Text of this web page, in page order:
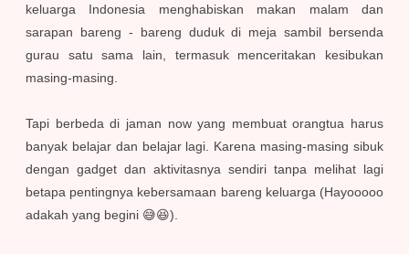
keluarga Indonesia menghabiskan makan malam dan
sarapan bareng - bareng duduk di meja sambil bersenda
gurau satu sama lain, termasuk menceritakan kesibukan
masing-masing.
Tapi berbeda di jaman now yang membuat orangtua harus
banyak belajar dan belajar lagi. Karena masing-masing sibuk
dengan gadget dan aktivitasnya sendiri tanpa melihat lagi
betapa pentingnya kebersamaan bareng keluarga (Hayooooo
adakah yang begini 😅😆).